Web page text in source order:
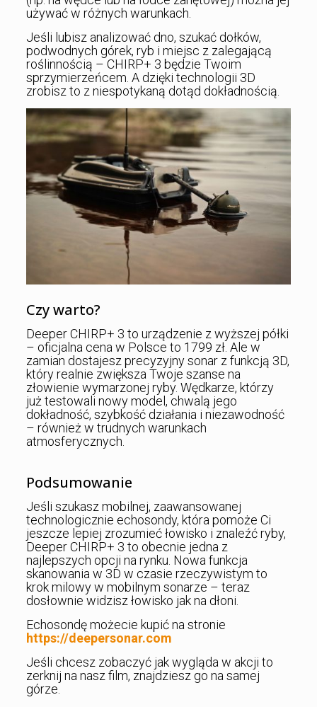
używać w różnych warunkach.
Jeśli lubisz analizować dno, szukać dołków,
podwodnych górek, ryb i miejsc z zalegającą
roślinnością – CHIRP+ 3 będzie Twoim
sprzymierzeńcem. A dzięki technologii 3D
zrobisz to z niespotykaną dotąd dokładnością.
Czy warto?
Deeper CHIRP+ 3 to urządzenie z wyższej półki
– oficjalna cena w Polsce to 1799 zł. Ale w
zamian dostajesz precyzyjny sonar z funkcją 3D,
który realnie zwiększa Twoje szanse na
złowienie wymarzonej ryby. Wędkarze, którzy
już testowali nowy model, chwalą jego
dokładność, szybkość działania i niezawodność
– również w trudnych warunkach
atmosferycznych.
Podsumowanie
Jeśli szukasz mobilnej, zaawansowanej
technologicznie echosondy, która pomoże Ci
jeszcze lepiej zrozumieć łowisko i znaleźć ryby,
Deeper CHIRP+ 3 to obecnie jedna z
najlepszych opcji na rynku. Nowa funkcja
skanowania w 3D w czasie rzeczywistym to
krok milowy w mobilnym sonarze – teraz
dosłownie widzisz łowisko jak na dłoni.
Echosondę możecie kupić na stronie
https://deepersonar.com
Jeśli chcesz zobaczyć jak wygląda w akcji to
zerknij na nasz film, znajdziesz go na samej
górze.